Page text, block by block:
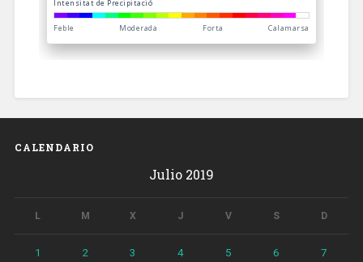
CALENDARIO
Julio 2019
L M X J V S D
1 2 3 4 5 6 7